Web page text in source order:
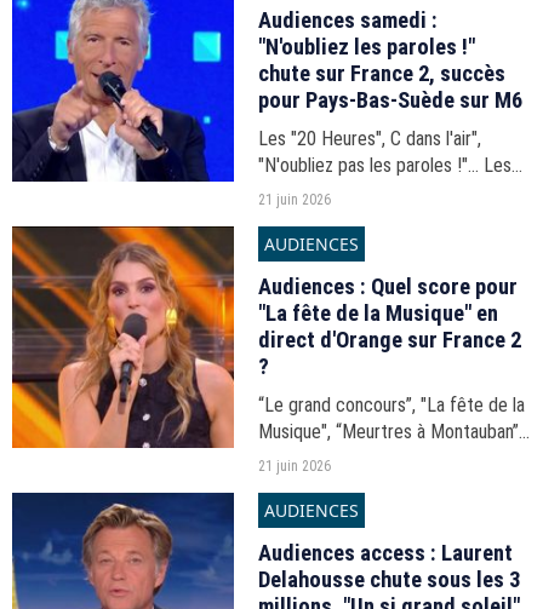
Audiences samedi :
"N'oubliez les paroles !"
chute sur France 2, succès
pour Pays-Bas-Suède sur M6
Les "20 Heures", C dans l'air",
"N'oubliez pas les paroles !"... Les
audiences de la journée du samedi
21 juin 2026
AUDIENCES
Audiences : Quel score pour
"La fête de la Musique" en
direct d'Orange sur France 2
?
“Le grand concours”, "La fête de la
Musique", “Meurtres à Montauban”,
“Allemagne-Côté d'Ivoire”... Les
20 juin 2026.
21 juin 2026
AUDIENCES
Audiences access : Laurent
Delahousse chute sous les 3